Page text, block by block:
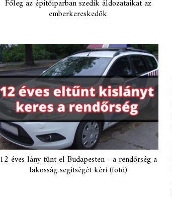
Főleg az építőiparban szedik áldozataikat az
emberkereskedők
12 éves lány tűnt el Budapesten - a rendőrség a
lakosság segítségét kéri (fotó)